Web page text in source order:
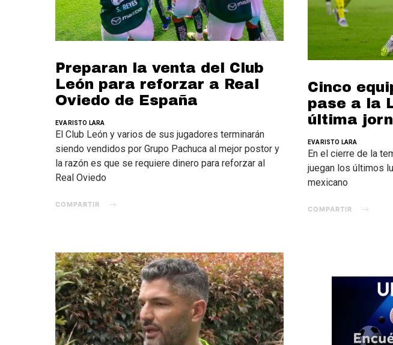
Preparan la venta del Club
León para reforzar a Real
Oviedo de España
EVARISTO LARA
El Club León y varios de sus jugadores terminarán
siendo vendidos por Grupo Pachuca al mejor postor y
la razón es que se requiere dinero para reforzar al
Real Oviedo
COMPARTIR
Cinco
pase a la
última
EVARISTO LARA
En el cierre de la
juegan los últimos
mexicano
COMPARTIR